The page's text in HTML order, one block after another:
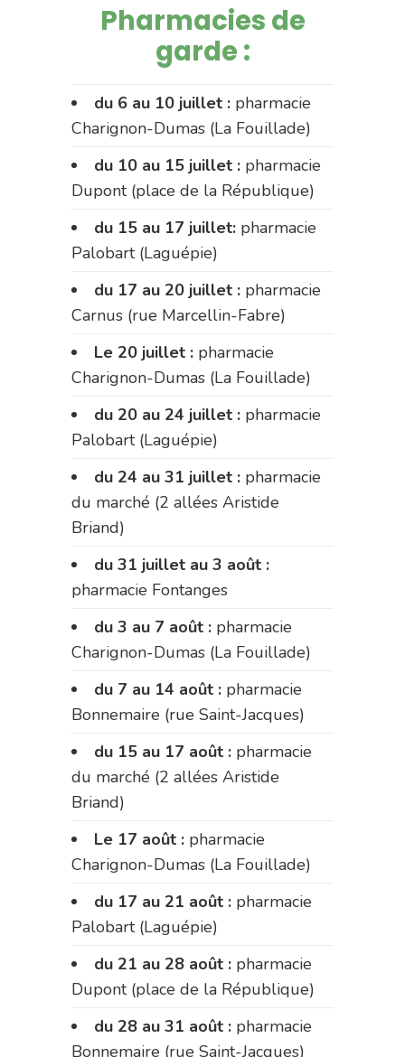
Pharmacies de
garde :
du 6 au 10 juillet : pharmacie
Charignon-Dumas (La Fouillade)
du 10 au 15 juillet : pharmacie
Dupont (place de la République)
du 15 au 17 juillet: pharmacie
Palobart (Laguépie)
du 17 au 20 juillet : pharmacie
Carnus (rue Marcellin-Fabre)
Le 20 juillet : pharmacie
Charignon-Dumas (La Fouillade)
du 20 au 24 juillet : pharmacie
Palobart (Laguépie)
du 24 au 31 juillet : pharmacie
du marché (2 allées Aristide
Briand)
du 31 juillet au 3 août :
pharmacie Fontanges
du 3 au 7 août : pharmacie
Charignon-Dumas (La Fouillade)
du 7 au 14 août : pharmacie
Bonnemaire (rue Saint-Jacques)
du 15 au 17 août : pharmacie
du marché (2 allées Aristide
Briand)
Le 17 août : pharmacie
Charignon-Dumas (La Fouillade)
du 17 au 21 août : pharmacie
Palobart (Laguépie)
du 21 au 28 août : pharmacie
Dupont (place de la République)
du 28 au 31 août : pharmacie
Bonnemaire (rue Saint-Jacques)